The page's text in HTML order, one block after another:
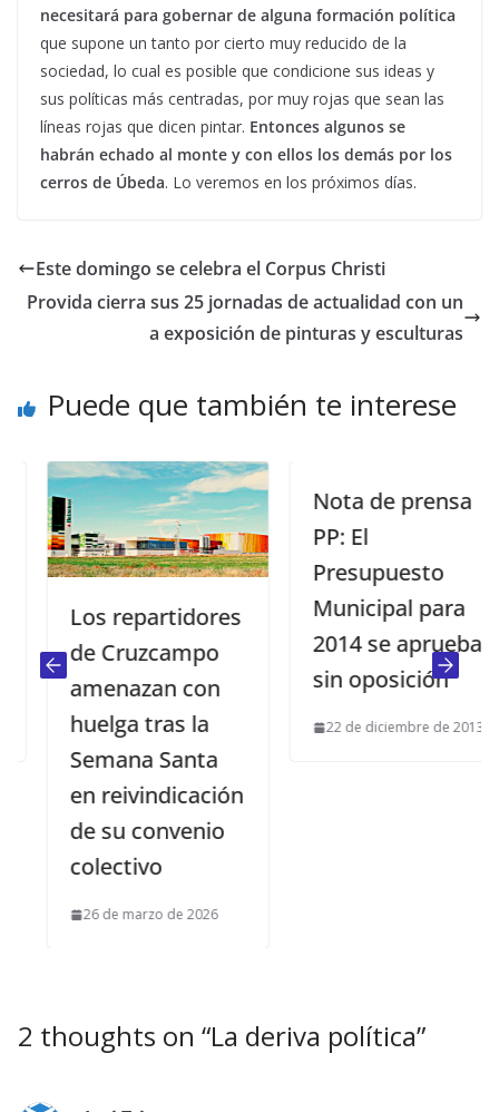
necesitará para gobernar de alguna formación política
que supone un tanto por cierto muy reducido de la
sociedad, lo cual es posible que condicione sus ideas y
sus políticas más centradas, por muy rojas que sean las
líneas rojas que dicen pintar. Entonces algunos se
habrán echado al monte y con ellos los demás por los
cerros de Úbeda. Lo veremos en los próximos días.
Este domingo se celebra el Corpus Christi
Provida cierra sus 25 jornadas de actualidad con un
a exposición de pinturas y esculturas
Puede que también te interese
Los repartidores
de Cruzcampo
amenazan con
huelga tras la
Semana Santa
en reivindicación
de su convenio
colectivo
26 de marzo de 2026
Nota de prensa
PP: El
Presupuesto
Municipal para
2014 se aprueba
sin oposición
22 de diciembre de 2013
2 thoughts on “La deriva política”